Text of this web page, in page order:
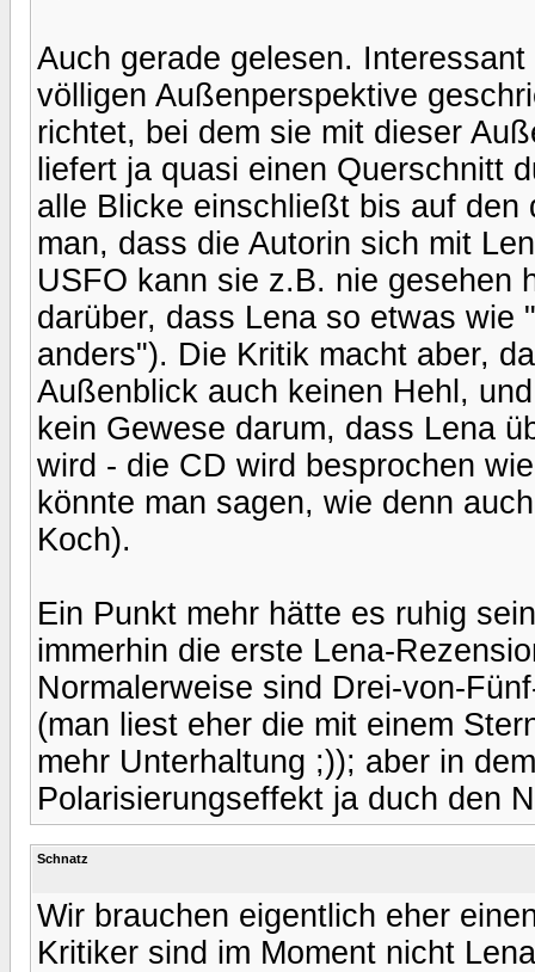
Auch gerade gelesen.
völligen Außenperspektive
richtet, bei dem sie mit dieser
liefert ja quasi einen Querschnitt
alle Blicke einschließt bis auf
man, dass die Autorin sich mit
USFO kann sie z.B. nie gesehen
darüber, dass Lena so etwas wie
anders"). Die Kritik macht aber,
Außenblick auch keinen Hehl,
kein Gewese darum, dass Lena
wird - die CD wird besprochen
könnte man sagen, wie denn
Koch).
Ein Punkt mehr hätte es ruhig
immerhin die erste Lena-
Normalerweise sind Drei-von-
(man liest eher die mit einem
mehr Unterhaltung ;)); aber in
Polarisierungseffekt ja duch den
Schnatz
Wir brauchen eigentlich eher
Kritiker sind im Moment nicht